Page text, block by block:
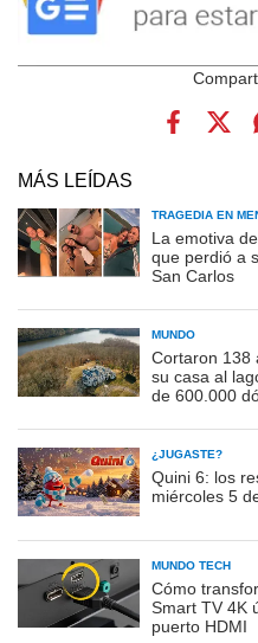
MÁS LEÍDAS
TRAGEDIA EN
La emotiva
que perdió a
San Carlos
MUNDO
Cortaron 138
su casa al
de 600.000
¿JUGASTE?
Quini 6: los
miércoles 5
MUNDO TECH
Cómo
Smart TV 4K
puerto HDMI